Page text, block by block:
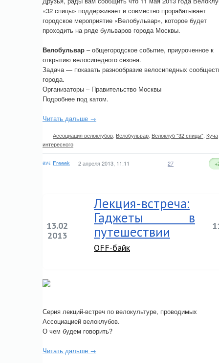
«32 спицы» поддерживает и совместно прорабатывает
городское мероприятие «Велобульвар», которое будет
проходить на ряде бульваров города Москвы.
Велобульвар – общегородское событие, приуроченное к
открытию велосипедного cезона.
Задача — показать разнообразие велосипедных
города.
Организаторы – Правительство Москвы
Подробнее под катом.
Читать дальше →
Ассоциация велоклубов Велобульвар Велоклуб "32 спицы" Куча
интересного
Freeek 2 апреля 2013, 11:11 27
13.02
2013
Лекция-встреча:
Гаджеты в
путешествии
OFF-байк
Серия лекций-встреч по велокультуре, проводимых
Ассоциацией велоклубов.
О чем будем говорить?
Читать дальше →